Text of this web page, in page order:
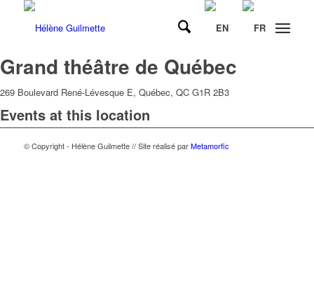
Grand théâtre de Québec
269 Boulevard René-Lévesque E, Québec, QC G1R 2B3
Events at this location
© Copyright - Hélène Guilmette // Site réalisé parMetamorfic